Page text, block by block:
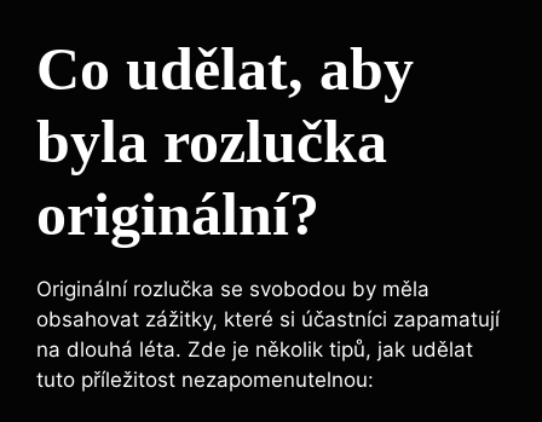
Co udělat, aby
byla ‍rozlučka⁢
originální?
Originální ⁢rozlučka se svobodou by ⁢měla
obsahovat zážitky, které si účastníci zapamatují
na dlouhá léta. Zde je několik tipů, jak udělat
tuto příležitost nezapomenutelnou: